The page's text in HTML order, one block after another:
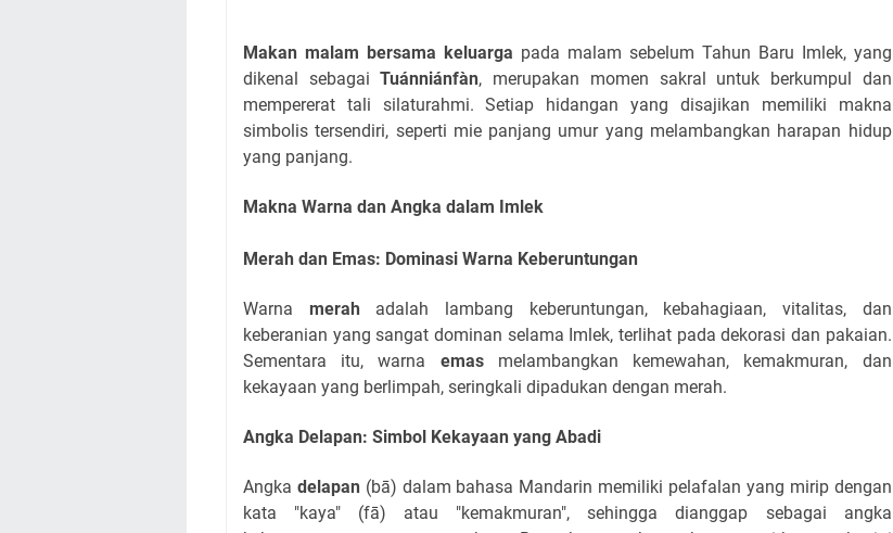
Makan malam bersama keluarga pada malam sebelum Tahun Baru Imlek, yang
dikenal sebagaiTuánniánfàn, merupakan momen sakral untuk berkumpul dan
mempererat tali silaturahmi. Setiap hidangan yang disajikan memiliki makna
simbolis tersendiri, seperti mie panjang umur yang melambangkan harapan hidup
yang panjang.
Makna Warna dan Angka dalam Imlek
Merah dan Emas: Dominasi Warna Keberuntungan
Warna merahadalah lambang keberuntungan, kebahagiaan, vitalitas, dan
keberanian yang sangat dominan selama Imlek, terlihat pada dekorasi dan pakaian.
Sementara itu, warna emasmelambangkan kemewahan, kemakmuran, dan
kekayaan yang berlimpah, seringkali dipadukan dengan merah.
Angka Delapan: Simbol Kekayaan yang Abadi
Angka delapan(bā) dalam bahasa Mandarin memiliki pelafalan yang mirip dengan
kata "kaya" (fā) atau "kemakmuran", sehingga dianggap sebagai angka